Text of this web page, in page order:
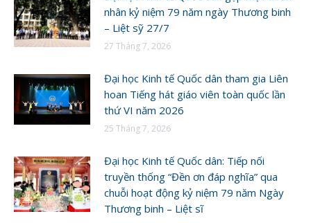
nhân kỷ niệm 79 năm ngày Thương binh
– Liệt sỹ 27/7
27 Tháng 7, 2026
Đại học Kinh tế Quốc dân tham gia Liên
hoan Tiếng hát giáo viên toàn quốc lần
thứ VI năm 2026
25 Tháng 7, 2026
Đại học Kinh tế Quốc dân: Tiếp nối
truyền thống “Đền ơn đáp nghĩa” qua
chuỗi hoạt động kỷ niệm 79 năm Ngày
Thương binh – Liệt sĩ